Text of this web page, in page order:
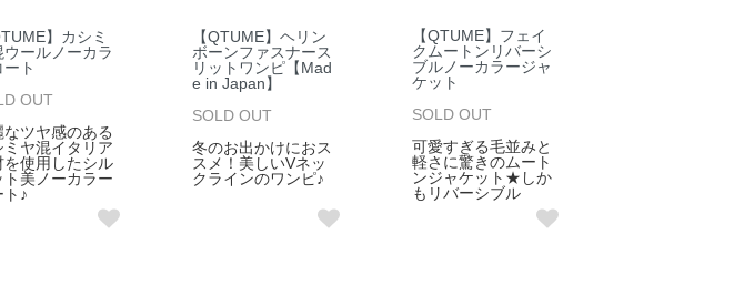
】カシミ
ウールノーカラ
ート
OUT
なツヤ感のある
ミヤ混イタリア
を使用したシル
ト美ノーカラー
ト♪
【QTUME】ヘリン
ボーンファスナース
リットワンピ【Mad
e in Japan】
SOLD OUT
冬のお出かけにおス
スメ！美しいVネッ
クラインのワンピ♪
【QTUME】フェイ
クムートンリバーシ
ブルノーカラージャ
ケット
SOLD OUT
可愛すぎる毛並みと
軽さに驚きのムート
ンジャケット★しか
もリバーシブル